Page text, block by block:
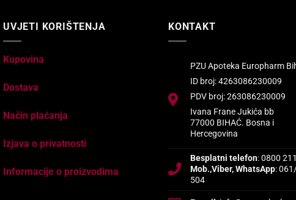
UVJETI KORIŠTENJA
Kupovina
Dostava
Način plaćanja
Izjava o privatnosti
Informacije o proizvodima
KONTAKT
PZU Apoteka Europharm
ID broj: 4263086230009
PDV broj: 263086230009
Ivana Frane Jukića bb
77000 BIHAĆ. Bosna i
Hercegovina
Besplatni telefon: 0800
Mob.,Viber, WhatsApp:
504